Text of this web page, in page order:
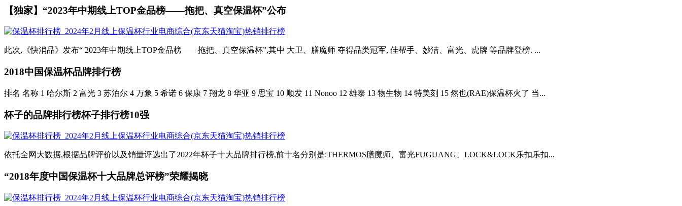
【独家】“2023年中期线上TOP金品榜——拖把、真空保温杯”公布
此次,《快消品》发布“ 2023年中期线上TOP金品榜——拖把、真空保温杯”,其中 大卫、膳魔师 夺得品类冠军, 佳帮手、妙洁、富光、虎牌 等品牌登榜. ...
2018中国保温杯品牌排行榜
排名 名称 1 哈尔斯 2 富光 3 苏泊尔 4 万象 5 希诺 6 保康 7 翔龙 8 华亚 9 思宝 10 顺发 11 Nonoo 12 雄泰 13 物生物 14 特美刻 15 然也(RAE)保温杯火了 当...
杯子的品牌排行榜杯子排行榜10强
依托全网大数据,根据品牌评价以及销量评选出了2022年杯子十大品牌排行榜,前十名分别是:THERMOS膳魔师、富光FUGUANG、LOCK&LOCK乐扣乐扣...
“2018年度中国保温杯十大品牌总评榜”荣耀揭晓